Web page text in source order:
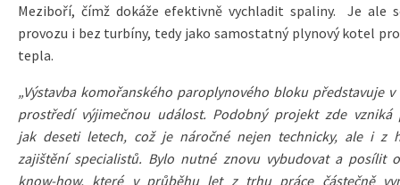
Meziboří, čímž dokáže efektivně vychladit spaliny. Je ale
provozu i bez turbíny, tedy jako samostatný plynový kotel
tepla.
„Výstavba komořanského paroplynového bloku představuje v
prostředí výjimečnou událost. Podobný projekt zde vzniká
jak deseti letech, což je náročné nejen technicky, ale i z
zajištění specialistů. Bylo nutné znovu vybudovat a posílit
know-how, které v průběhu let z trhu práce částečně